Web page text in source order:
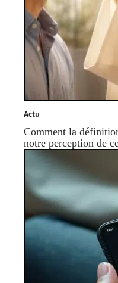
Actu
Comment la
notre perception de